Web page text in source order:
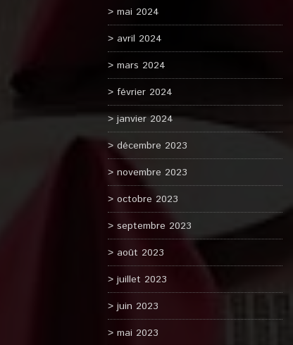
mai 2024
avril 2024
mars 2024
février 2024
janvier 2024
décembre 2023
novembre 2023
octobre 2023
septembre 2023
août 2023
juillet 2023
juin 2023
mai 2023